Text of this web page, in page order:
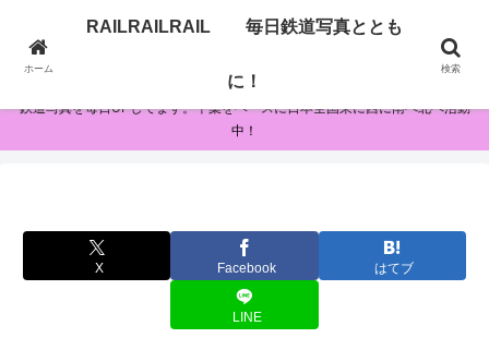
RAILRAILRAIL 毎日鉄道写真とともに！
鉄道写真を毎日UPしてます。千葉をベースに日本全国東に西に南へ北へ活動
中！
X Facebook はてブ
LINE
ホーム
RAILRAILRAIL 毎日鉄道写真ととも
に！
検索